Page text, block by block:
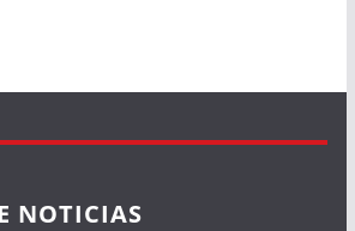
NOTICIAS